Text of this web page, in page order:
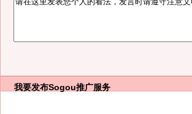
我要发布Sogou推广服务